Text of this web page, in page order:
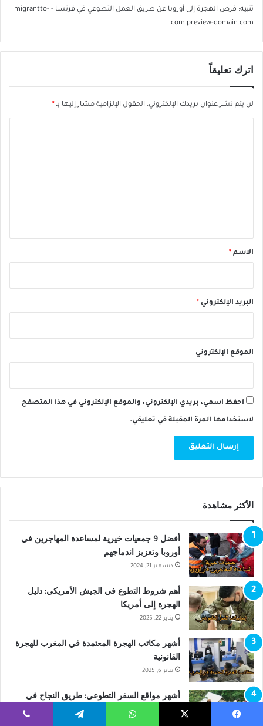
تنبيه:
فرص الهجرة إلى أوروبا عن طريق العمل التطوعي في فرنسا - migrantto-
com.preview-domain.com
اترك تعليقاً
لن يتم نشر عنوان بريدك الإلكتروني. الحقول الإلزامية مشار إليها بـ *
*الاسم *
البريد الإلكتروني *
الموقع الإلكتروني
احفظ اسمي، بريدي الإلكتروني، والموقع الإلكتروني في هذا المتصفح
لاستخدامها المرة المقبلة في تعليقي.
الأكثر مشاهدة
أفضل 9 جمعيات خيرية لمساعدة المهاجرين في
أوروبا وتعزيز اندماجهم
ديسمبر 21, 2024
أهم شروط التطوع في الجيش الأمريكي: دليل
الهجرة إلى أمريكا
يناير 22, 2025
أشهر مكاتب الهجرة المعتمدة في المغرب للهجرة
القانونية
يناير 6, 2025
أشهر مواقع السفر التطوعي: طريق النجاح في
الهجرة المجانية